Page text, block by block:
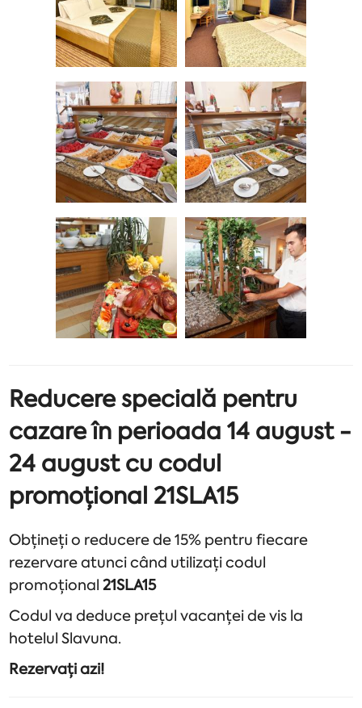
Reducere specială pentru
cazare în perioada 14 august -
24 august cu codul
promoțional 21SLA15
Obțineți o reducere de 15% pentru fiecare
rezervare atunci când utilizați codul
promoțional21SLA15
Codul va deduce prețul vacanței de vis la
hotelul Slavuna.
Rezervați azi!